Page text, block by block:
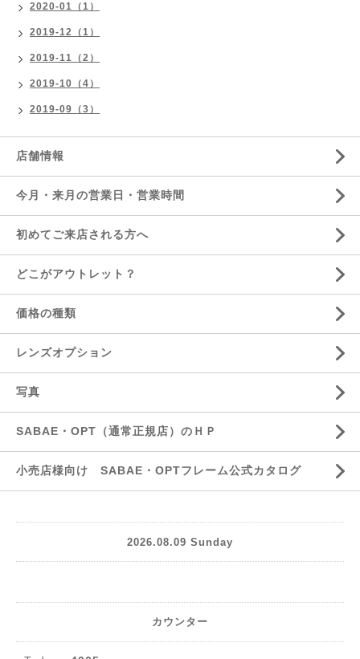
2020-01（1）
2019-12（1）
2019-11（2）
2019-10（4）
2019-09（3）
店舗情報
今月・来月の営業日・営業時間
初めてご来店される方へ
どこがアウトレット？
価格の種類
レンズオプション
写真
SABAE・OPT（通常正規店）のＨＰ
小売店様向け SABAE・OPTフレーム公式カタログ
2026.08.09 Sunday
カウンター